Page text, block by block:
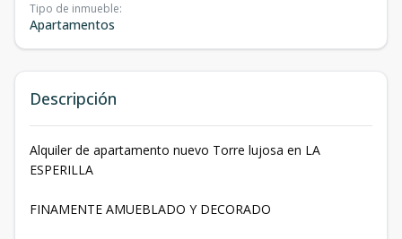
Tipo de inmueble:
Apartamentos
Descripción
Alquiler de apartamento nuevo Torre lujosa en LA
ESPERILLA
FINAMENTE AMUEBLADO Y DECORADO